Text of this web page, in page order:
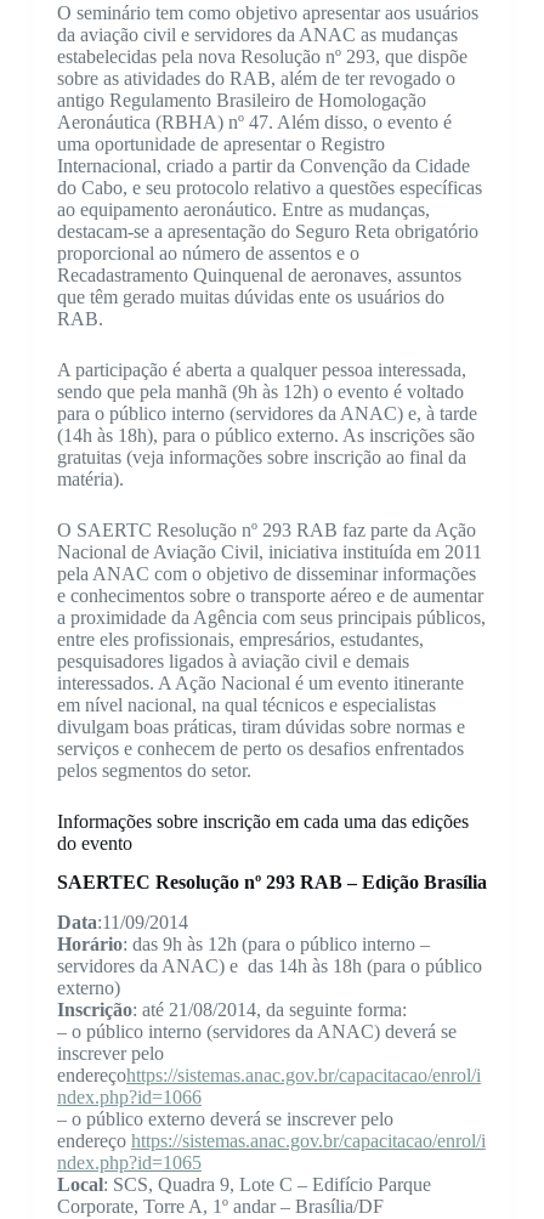
O seminário tem como objetivo apresentar aos usuários
da aviação civil e servidores da ANAC as mudanças
estabelecidas pela nova Resolução nº 293, que dispõe
sobre as atividades do RAB, além de ter revogado o
antigo Regulamento Brasileiro de Homologação
Aeronáutica (RBHA) nº 47. Além disso, o evento é
uma oportunidade de apresentar o Registro
Internacional, criado a partir da Convenção da Cidade
do Cabo, e seu protocolo relativo a questões específicas
ao equipamento aeronáutico. Entre as mudanças,
destacam-se a apresentação do Seguro Reta obrigatório
proporcional ao número de assentos e o
Recadastramento Quinquenal de aeronaves, assuntos
que têm gerado muitas dúvidas ente os usuários do
RAB.
A participação é aberta a qualquer pessoa interessada,
sendo que pela manhã (9h às 12h) o evento é voltado
para o público interno (servidores da ANAC) e, à tarde
(14h às 18h), para o público externo. As inscrições são
gratuitas (veja informações sobre inscrição ao final da
matéria).
O SAERTC Resolução nº 293 RAB faz parte da Ação
Nacional de Aviação Civil, iniciativa instituída em 2011
pela ANAC com o objetivo de disseminar informações
e conhecimentos sobre o transporte aéreo e de aumentar
a proximidade da Agência com seus principais públicos,
entre eles profissionais, empresários, estudantes,
pesquisadores ligados à aviação civil e demais
interessados. A Ação Nacional é um evento itinerante
em nível nacional, na qual técnicos e especialistas
divulgam boas práticas, tiram dúvidas sobre normas e
serviços e conhecem de perto os desafios enfrentados
pelos segmentos do setor.
Informações sobre inscrição em cada uma das edições
do evento
SAERTEC Resolução nº 293 RAB – Edição Brasília
Data:11/09/2014
Horário: das 9h às 12h (para o público interno –
servidores da ANAC) e das 14h às 18h (para o público
externo)
Inscrição: até 21/08/2014, da seguinte forma:
– o público interno (servidores da ANAC) deverá se
inscrever pelo
endereçohttps://sistemas.anac.gov.br/capacitacao/enrol/i
ndex.php?id=1066
– o público externo deverá se inscrever pelo
endereço https://sistemas.anac.gov.br/capacitacao/enrol/i
ndex.php?id=1065
Local: SCS, Quadra 9, Lote C – Edifício Parque
Corporate, Torre A, 1º andar – Brasília/DF